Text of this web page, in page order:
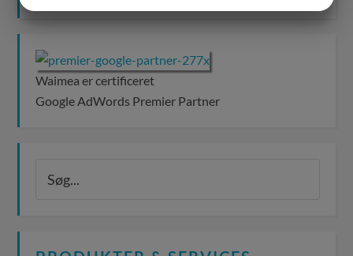
Waimea er certificeret
Google AdWords Premier Partner